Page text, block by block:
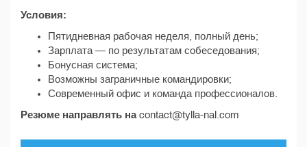
Условия:
Пятидневная рабочая неделя, полный день;
Зарплата — по результатам собеседования;
Бонусная система;
Возможны заграничные командировки;
Современный офис и команда профессионалов.
Резюме направлять наcontact@tylla-nal.com